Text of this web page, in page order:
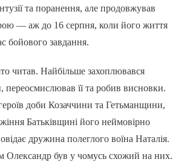
та поранення, але продовжував
— аж до 16 серпня, коли його життя
бойового завдання.
читав. Найбільше захоплювався
переосмислював її та робив висновки.
доби Козаччини та Гетьманщини,
Батьківщині його неймовірно
дружина полеглого воїна Наталія.
Олександр був у чомусь схожий на них.